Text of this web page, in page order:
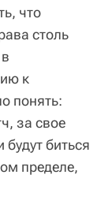
что
столь
к
понять:
за свое
биться
пределе,